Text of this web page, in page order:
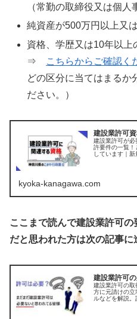
（常勤の取締役又は個人
純資産が500万円以上又
資格、学歴又は10年以上
⇒
こちらからご確認く
どの区分に当てはまるか
ださい。）
建設業許可
建設業許可が必
許要件の一覧！
しています｜新
kyoka-kanagawa.com
ここまで読んで建設業許可の
だと思われた方は次の記事に
建設業許可
建設業許可の取
方に元請けの立
ルなどを解説。